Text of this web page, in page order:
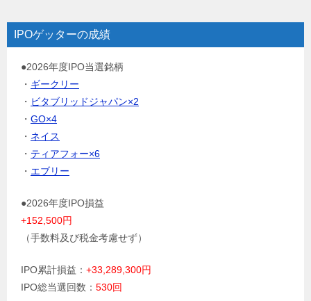
IPOゲッターの成績
●2026年度IPO当選銘柄
・ ギークリー
・ ビタブリッドジャパン×2
・ GO×4
・ ネイス
・ ティアフォー×6
・ エブリー
●2026年度IPO損益
+152,500円
（手数料及び税金考慮せず）
IPO累計損益： +33,289,300円
IPO総当選回数： 530回